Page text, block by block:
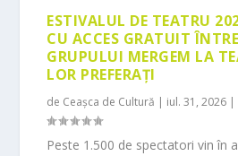
ESTIVALUL DE TEATRU
CU ACCES GRATUIT
GRUPULUI MERGEM LA
LOR PREFERAȚI
de Ceașca de Cultură | iul. 31, 2026 |
Peste 1.500 de spectatori vin în